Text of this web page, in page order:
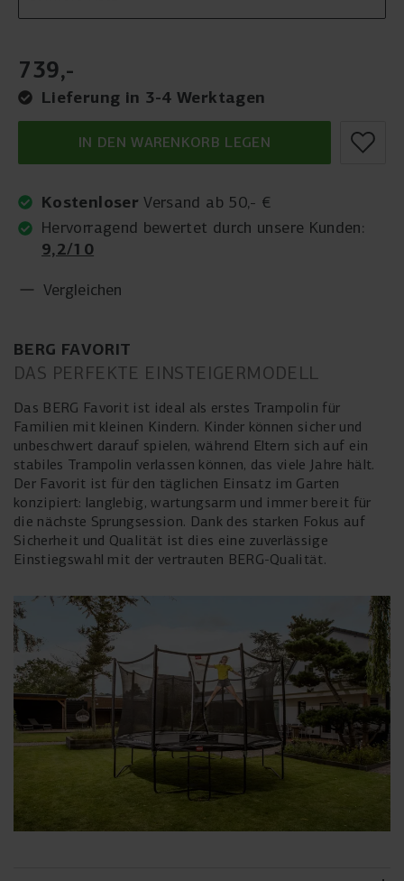
BERG FAVORIT
DAS PERFEKTE EINSTEIGERMODELL
Das BERG Favorit ist ideal als erstes Trampolin für
Familien mit kleinen Kindern. Kinder können sicher und
unbeschwert darauf spielen, während Eltern sich auf ein
stabiles Trampolin verlassen können, das viele Jahre hält.
Der Favorit ist für den täglichen Einsatz im Garten
konzipiert: langlebig, wartungsarm und immer bereit für
die nächste Sprungsession. Dank des starken Fokus auf
Sicherheit und Qualität ist dies eine zuverlässige
Einstiegswahl mit der vertrauten BERG-Qualität.
739,-
Lieferung in 3-4 Werktagen
IN DEN WARENKORB LEGEN
KostenloserVersand ab 50,- €
Hervorragend bewertet durch unsere Kunden:
9,2/10
Vergleichen